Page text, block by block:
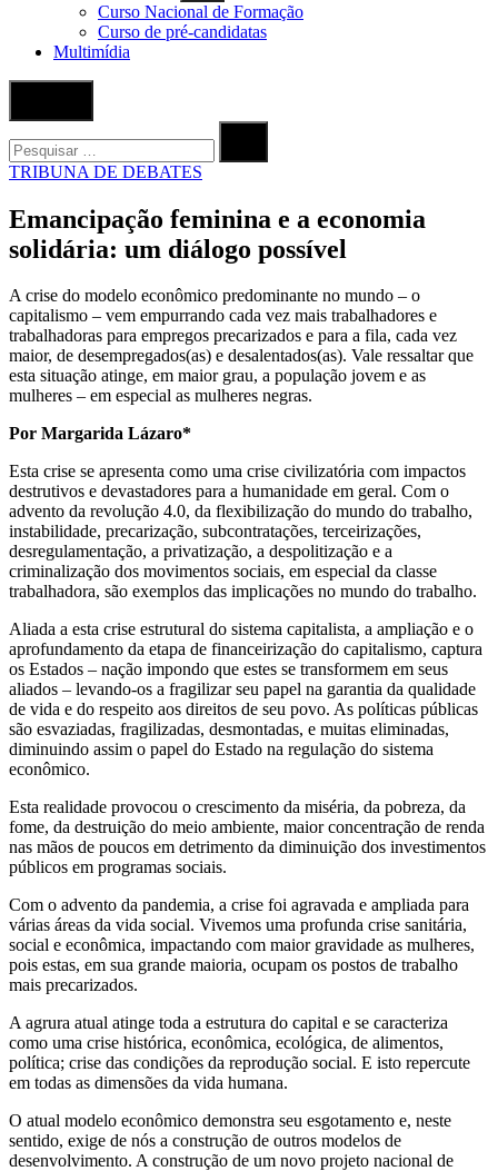
Curso Nacional de Formação
Curso de pré-candidatas
Multimídia
por:
Procurar
POSTADO
TRIBUNA DE DEBATES
Emancipação feminina e a economia
solidária: um diálogo possível
A crise do modelo econômico predominante no mundo – o
capitalismo – vem empurrando cada vez mais trabalhadores e
trabalhadoras para empregos precarizados e para a fila, cada vez
maior, de desempregados(as) e desalentados(as). Vale ressaltar que
esta situação atinge, em maior grau, a população jovem e as
mulheres – em especial as mulheres negras.
Por Margarida Lázaro*
Esta crise se apresenta como uma crise civilizatória com impactos
destrutivos e devastadores para a humanidade em geral. Com o
advento da revolução 4.0, da flexibilização do mundo do trabalho,
instabilidade, precarização, subcontratações, terceirizações,
desregulamentação, a privatização, a despolitização e a
criminalização dos movimentos sociais, em especial da classe
trabalhadora, são exemplos das implicações no mundo do trabalho.
Aliada a esta crise estrutural do sistema capitalista, a ampliação e o
aprofundamento da etapa de financeirização do capitalismo, captura
os Estados – nação impondo que estes se transformem em seus
aliados – levando-os a fragilizar seu papel na garantia da qualidade
de vida e do respeito aos direitos de seu povo. As políticas públicas
são esvaziadas, fragilizadas, desmontadas, e muitas eliminadas,
diminuindo assim o papel do Estado na regulação do sistema
econômico.
Esta realidade provocou o crescimento da miséria, da pobreza, da
fome, da destruição do meio ambiente, maior concentração de renda
nas mãos de poucos em detrimento da diminuição dos investimentos
públicos em programas sociais.
Com o advento da pandemia, a crise foi agravada e ampliada para
várias áreas da vida social. Vivemos uma profunda crise sanitária,
social e econômica, impactando com maior gravidade as mulheres,
pois estas, em sua grande maioria, ocupam os postos de trabalho
mais precarizados.
A agrura atual atinge toda a estrutura do capital e se caracteriza
como uma crise histórica, econômica, ecológica, de alimentos,
política; crise das condições da reprodução social. E isto repercute
em todas as dimensões da vida humana.
O atual modelo econômico demonstra seu esgotamento e, neste
sentido, exige de nós a construção de outros modelos de
desenvolvimento. A construção de um novo projeto nacional de